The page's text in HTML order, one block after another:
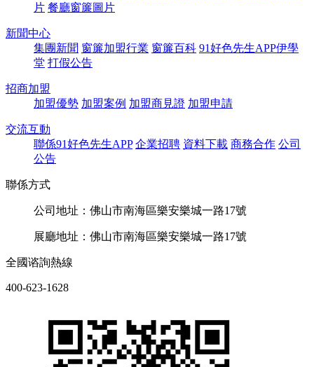
片 餐廳窗簾圖片
新聞中心
集團新聞 窗簾加盟行業 窗簾百科 91好色先生APP伊學
堂 打假公告
招商加盟
加盟優勢 加盟案例 加盟商見證 加盟申請
交流互動
聯係91好色先生APP 企業招聘 資料下載 商務合作 公司
公告
聯係方式
公司地址：佛山市南海區樂安樂城一路17號
展廳地址：佛山市南海區樂安樂城一路17號
全國谘詢熱線
400-623-1628